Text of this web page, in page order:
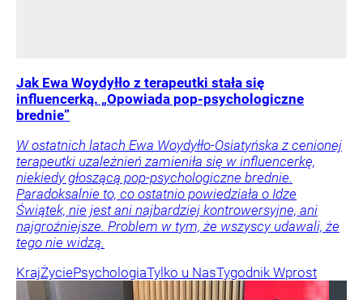
Jak Ewa Woydyłło z terapeutki stała się
influencerką. „Opowiada pop-psychologiczne
brednie”
W ostatnich latach Ewa Woydyłło-Osiatyńska z cenionej
terapeutki uzależnień zamieniła się w influencerkę,
niekiedy głoszącą pop-psychologiczne brednie.
Paradoksalnie to, co ostatnio powiedziała o Idze
Świątek, nie jest ani najbardziej kontrowersyjne, ani
najgroźniejsze. Problem w tym, że wszyscy udawali, że
tego nie widzą.
KrajŻyciePsychologiaTylko u NasTygodnik Wprost